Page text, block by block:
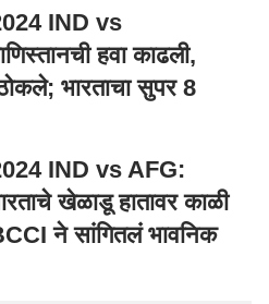
IND vs
हवा काढली,
भारताचा सुपर 8
IND vs AFG:
खेळाडू हातावर काळी
ने सांगितलं भावनिक